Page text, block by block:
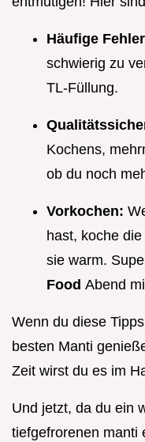
Häufige
schwierig zu
TL-Füllung.
Kochens,
ob du noch
Vorkochen:
hast, koche
sie warm.
Food Abend
Wenn du diese
besten Manti
Zeit wirst du es im
Und jetzt, da du ein
tiefgefrorenen manti